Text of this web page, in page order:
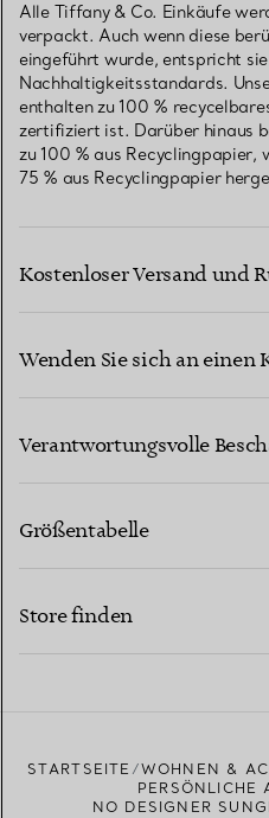
Alle Tiffany & Co. Einkäufe
verpackt. Auch wenn diese
eingeführt wurde, entspricht
Nachhaltigkeitsstandards.
enthalten zu 100 %
zertifiziert ist. Darüber hinaus
zu 100 % aus Recyclingpapier,
75 % aus Recyclingpapier
Kostenloser Versand und
Wenden Sie sich an einen
Verantwortungsvolle
Größentabelle
Store finden
STARTSEITE WOHNEN &
PERSÖNLICHE
NO DESIGNER